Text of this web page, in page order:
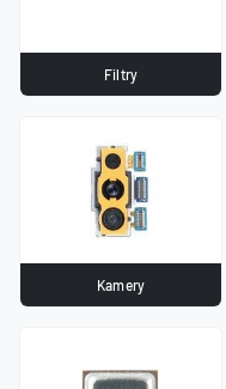
Filtry
Kamery